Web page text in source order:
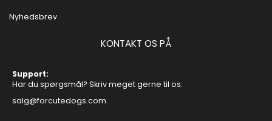
Nyhedsbrev
KONTAKT OS PÅ
Support:
Har du spørgsmål? Skriv meget gerne til os:
salg@forcutedogs.com